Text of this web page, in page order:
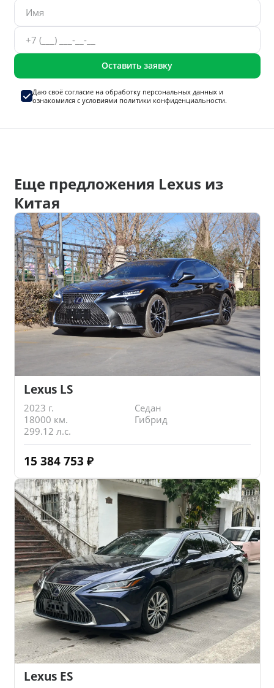
Оставить заявку
Даю своё согласие на обработку персональных данныхи
ознакомился с условиями политики конфиденциальности.
Еще предложения Lexus из
Китая
Lexus LS
2023 г.
Седан
18000 км.
Гибрид
299.12 л.с.
15 384 753 ₽
Lexus ES